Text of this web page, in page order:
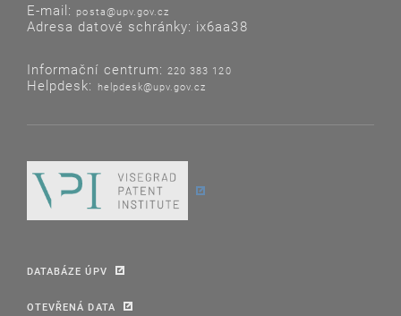
E-mail: posta@upv.gov.cz
Adresa datové schránky: ix6aa38
Informační centrum: 220 383 120
Helpdesk: helpdesk@upv.gov.cz
DATABÁZE ÚPV
OTEVŘENÁ DATA